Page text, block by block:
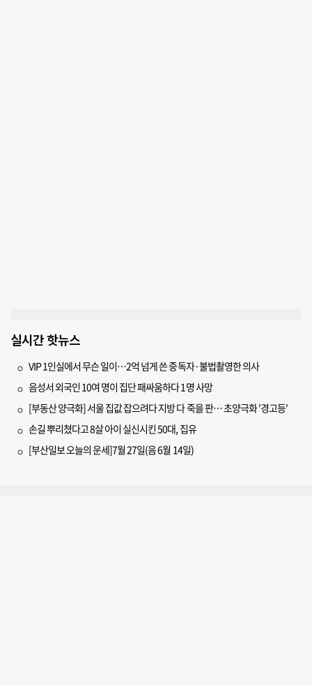
실시간 핫뉴스
VIP 1인실에서 무슨 일이…2억 넘게 쓴 중독자·불법촬영한 의사
음성서 외국인 10여 명이 집단 패싸움하다 1명 사망
[부동산 양극화] 서울 집값 잡으려다 지방 다 죽을 판… 초양극화 '경고등'
손길 뿌리쳤다고 8살 아이 실신시킨 50대, 집유
[부산일보 오늘의 운세]7월 27일(음 6월 14일)